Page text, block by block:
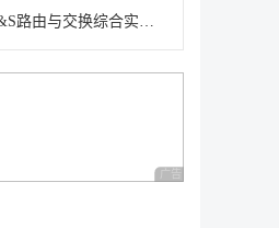
华为HCIA认证R&S路由与交换综合实验案例详解
广告 商业广告，理性
性选择